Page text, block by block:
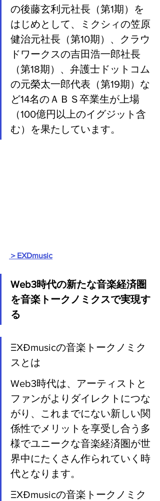
の後藤玄利元社長（第1期）を
はじめとして、ミクシィの笠原
健治元社長（第10期）、クラウ
ドワークスの吉田浩一郎社長
（第18期）、弁護士ドットコム
の元榮太一郎代表（第19期）な
ど14名のＡＢＳ卒業生が上場
（100億円以上のイグジット含
む）を果たしています。
＞EXDmusic
Web3時代の新たな音楽経済圏
を音楽トークノミクスで実現す
る
ΞXÐmusicの音楽トークノミク
スとは
Web3時代は、アーティストと
ファンがよりダイレクトにつな
がり、これまでにない新しい関
係性でメリットを享受し合う多
様でユニークな音楽経済圏が世
界中にたくさん作られていく時
代となります。
ΞXÐmusicの音楽トークノミク